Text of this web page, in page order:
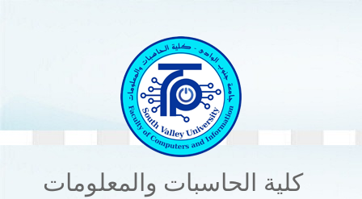
كلية الحاسبات والمعلومات